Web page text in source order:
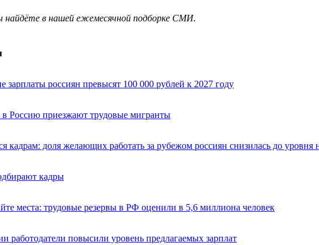
в нашей ежемесячной подборке СМИ.
зарплаты россиян превысят 100 000 рублей к 2027 году
в Россию приезжают трудовые мигранты
кадрам: доля желающих работать за рубежом россиян снизилась до уровня
кадры
места: трудовые резервы в РФ оценили в 5,6 миллиона человек
работодатели повысили уровень предлагаемых зарплат